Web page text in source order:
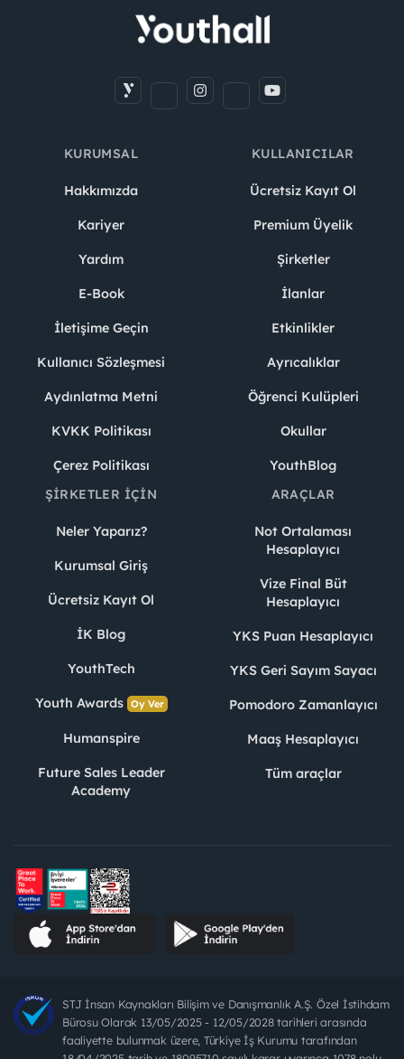
KURUMSAL
Hakkımızda
Kariyer
Yardım
E-Book
İletişime Geçin
Kullanıcı Sözleşmesi
Aydınlatma Metni
KVKK Politikası
Çerez Politikası
KULLANICILAR
Ücretsiz Kayıt Ol
Premium Üyelik
Şirketler
İlanlar
Etkinlikler
Ayrıcalıklar
Öğrenci Kulüpleri
Okullar
YouthBlog
ŞIRKETLER İÇIN
Neler Yaparız?
Kurumsal Giriş
Ücretsiz Kayıt Ol
İK Blog
YouthTech
Youth Awards Oy Ver
Humanspire
Future Sales Leader
Academy
ARAÇLAR
Not Ortalaması
Hesaplayıcı
Vize Final Büt
Hesaplayıcı
YKS Puan Hesaplayıcı
YKS Geri Sayım Sayacı
Pomodoro Zamanlayıcı
Maaş Hesaplayıcı
Tüm araçlar
STJ İnsan Kaynakları Bilişim ve Danışmanlık A.Ş. Özel İstihdam
Bürosu Olarak 13/05/2025 - 12/05/2028 tarihleri arasında
faaliyette bulunmak üzere, Türkiye İş Kurumu tarafından